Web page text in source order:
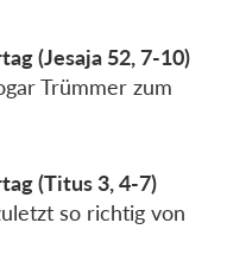
(Jesaja 52, 7-10)
Trümmer zum
(Titus 3, 4-7)
so richtig von